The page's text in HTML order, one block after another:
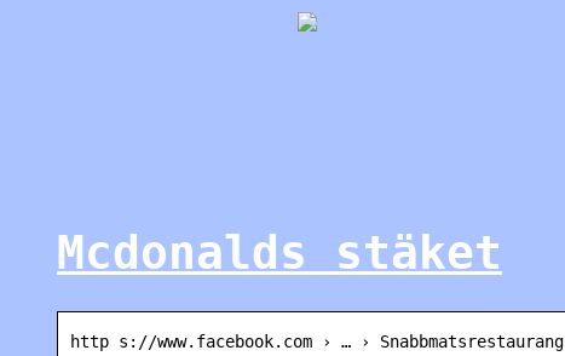
Mcdonalds stäket
http s://www.facebook.com › … › Snabbmatsrestaurang